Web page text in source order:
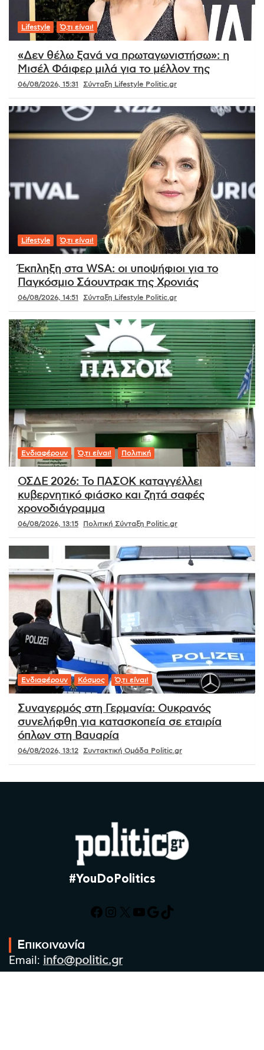
Lifestyle Ό,τι είναι!
«Δεν θέλω ξανά να πρωταγωνιστήσω»: η
Μισέλ Φάιφερ μιλά για το μέλλον της
06/08/2026, 15:31 Σύνταξη Lifestyle Politic.gr
Lifestyle Ό,τι είναι!
Έκπληξη στα WSA: οι υποψήφιοι για το
Παγκόσμιο Σάουντρακ της Χρονιάς
06/08/2026, 14:51 Σύνταξη Lifestyle Politic.gr
Ενδιαφέρουν Ό,τι είναι! Πολιτική
ΟΣΔΕ 2026: Το ΠΑΣΟΚ καταγγέλλει
κυβερνητικό φιάσκο και ζητά σαφές
χρονοδιάγραμμα
06/08/2026, 13:15 Πολιτική Σύνταξη Politic.gr
Ενδιαφέρουν Κόσμος Ό,τι είναι!
Συναγερμός στη Γερμανία: Ουκρανός
συνελήφθη για κατασκοπεία σε εταιρία
όπλων στη Βαυαρία
06/08/2026, 13:12 Συντακτική Ομάδα Politic.gr
#YouDoPolitics
Facebook
Instagram
X YouTube
Google
TikTok
Επικοινωνία
Email: info@politic.gr
Τηλ: